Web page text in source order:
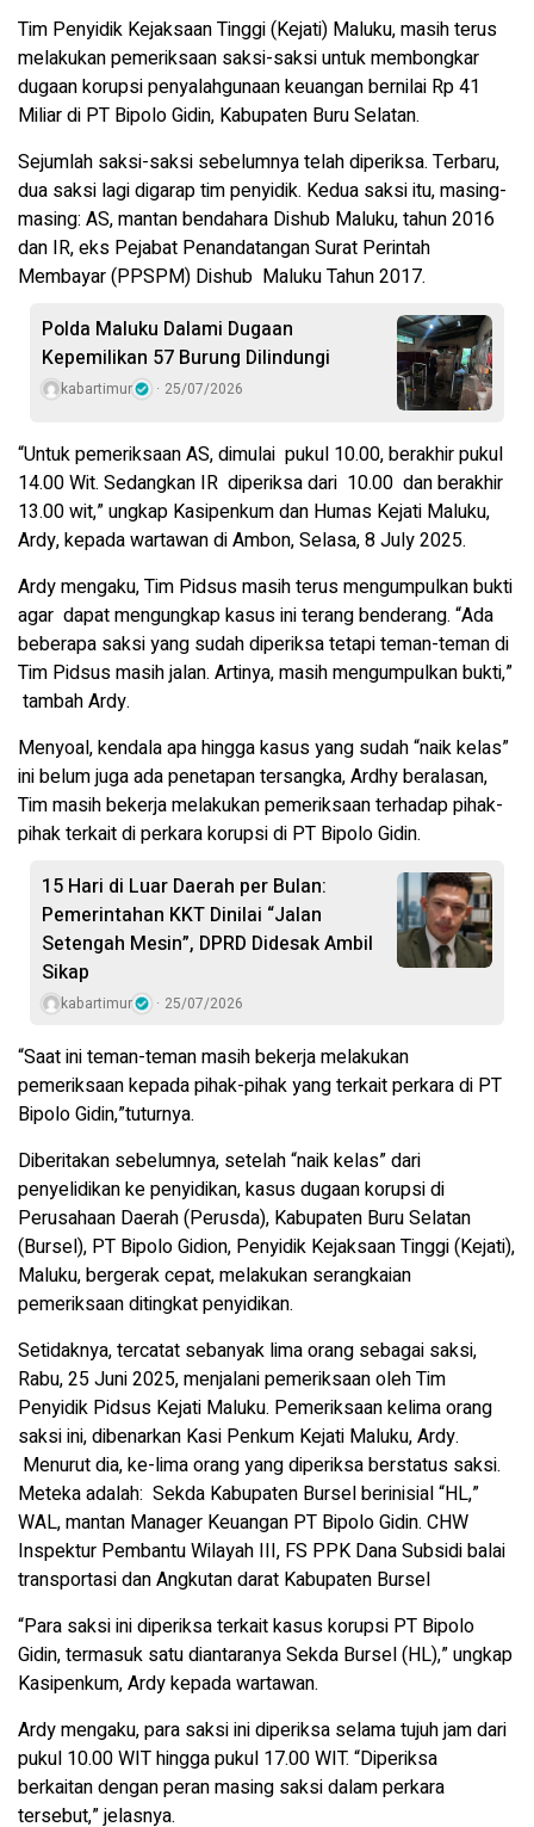
Tim Penyidik Kejaksaan Tinggi (Kejati) Maluku, masih terus
melakukan pemeriksaan saksi-saksi untuk membongkar
dugaan korupsi penyalahgunaan keuangan bernilai Rp 41
Miliar di PT Bipolo Gidin, Kabupaten Buru Selatan.
Sejumlah saksi-saksi sebelumnya telah diperiksa. Terbaru,
dua saksi lagi digarap tim penyidik. Kedua saksi itu, masing-
masing: AS, mantan bendahara Dishub Maluku, tahun 2016
dan IR, eks Pejabat Penandatangan Surat Perintah
Membayar (PPSPM) Dishub Maluku Tahun 2017.
Polda Maluku Dalami Dugaan
Kepemilikan 57 Burung Dilindungi
kabartimur 25/07/2026
“Untuk pemeriksaan AS, dimulai pukul 10.00, berakhir pukul
14.00 Wit. Sedangkan IR diperiksa dari 10.00 dan berakhir
13.00 wit,” ungkap Kasipenkum dan Humas Kejati Maluku,
Ardy, kepada wartawan di Ambon, Selasa, 8 July 2025.
Ardy mengaku, Tim Pidsus masih terus mengumpulkan bukti
agar dapat mengungkap kasus ini terang benderang. “Ada
beberapa saksi yang sudah diperiksa tetapi teman-teman di
Tim Pidsus masih jalan. Artinya, masih mengumpulkan bukti,”
tambah Ardy.
Menyoal, kendala apa hingga kasus yang sudah “naik kelas”
ini belum juga ada penetapan tersangka, Ardhy beralasan,
Tim masih bekerja melakukan pemeriksaan terhadap pihak-
pihak terkait di perkara korupsi di PT Bipolo Gidin.
15 Hari di Luar Daerah per Bulan:
Pemerintahan KKT Dinilai “Jalan
Setengah Mesin”, DPRD Didesak Ambil
Sikap
kabartimur 25/07/2026
“Saat ini teman-teman masih bekerja melakukan
pemeriksaan kepada pihak-pihak yang terkait perkara di PT
Bipolo Gidin,”tuturnya.
Diberitakan sebelumnya, setelah “naik kelas” dari
penyelidikan ke penyidikan, kasus dugaan korupsi di
Perusahaan Daerah (Perusda), Kabupaten Buru Selatan
(Bursel), PT Bipolo Gidion, Penyidik Kejaksaan Tinggi (Kejati),
Maluku, bergerak cepat, melakukan serangkaian
pemeriksaan ditingkat penyidikan.
Setidaknya, tercatat sebanyak lima orang sebagai saksi,
Rabu, 25 Juni 2025, menjalani pemeriksaan oleh Tim
Penyidik Pidsus Kejati Maluku. Pemeriksaan kelima orang
saksi ini, dibenarkan Kasi Penkum Kejati Maluku, Ardy.
Menurut dia, ke-lima orang yang diperiksa berstatus saksi.
Meteka adalah: Sekda Kabupaten Bursel berinisial “HL,”
WAL, mantan Manager Keuangan PT Bipolo Gidin. CHW
Inspektur Pembantu Wilayah III, FS PPK Dana Subsidi balai
transportasi dan Angkutan darat Kabupaten Bursel
“Para saksi ini diperiksa terkait kasus korupsi PT Bipolo
Gidin, termasuk satu diantaranya Sekda Bursel (HL),” ungkap
Kasipenkum, Ardy kepada wartawan.
Ardy mengaku, para saksi ini diperiksa selama tujuh jam dari
pukul 10.00 WIT hingga pukul 17.00 WIT. “Diperiksa
berkaitan dengan peran masing saksi dalam perkara
tersebut,” jelasnya.